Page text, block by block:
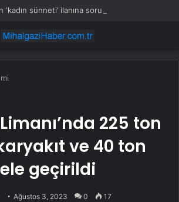
‘kadın sünneti’ ilanına soruşturma
225 ton
ve 40 ton
geçirildi
Ağustos 3, 2023 0 17